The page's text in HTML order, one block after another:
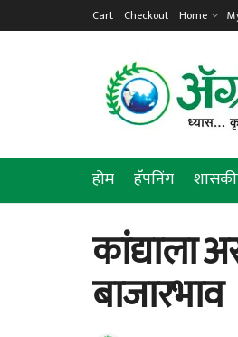
Cart Checkout Home
होम हॅपनिंग
कांद्याला
बाजारभाव